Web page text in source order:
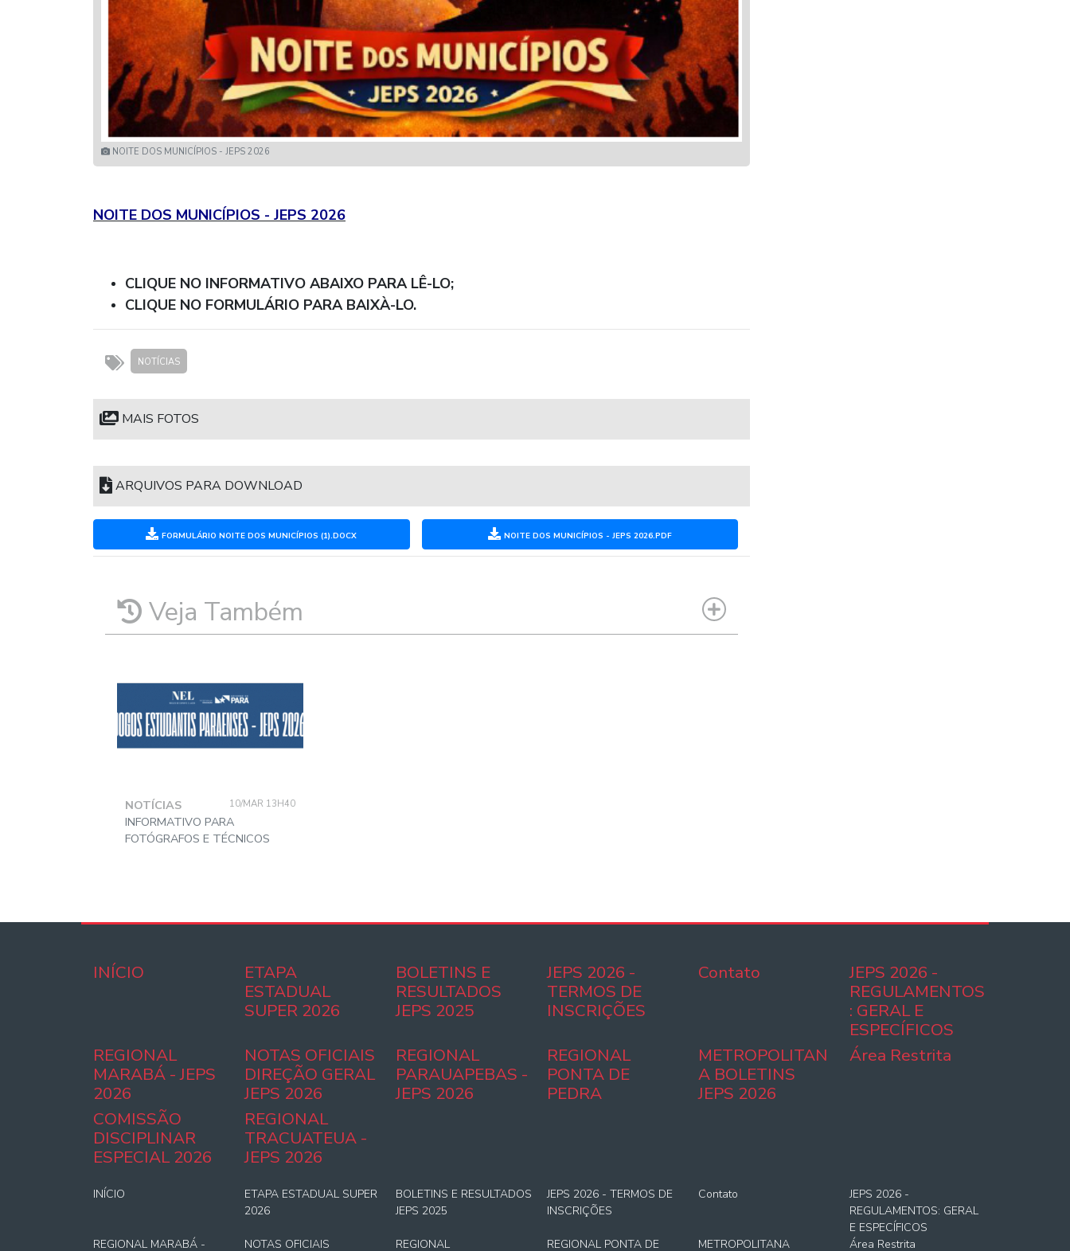
NOITE DOS MUNICÍPIOS - JEPS 2026
NOITE DOS MUNICÍPIOS - JEPS 2026
CLIQUE NO INFORMATIVO ABAIXO PARA LÊ-LO;
CLIQUE NO FORMULÁRIO PARA BAIXÀ-LO.
NOTÍCIAS
MAIS FOTOS
ARQUIVOS PARA DOWNLOAD
FORMULÁRIO NOITE DOS MUNICÍPIOS (1).DOCX NOITE DOS MUNICÍPIOS - JEPS 2026.PDF
Veja Também
NOTÍCIAS 10/MAR 13H40
INFORMATIVO PARA
FOTÓGRAFOS E TÉCNICOS
INÍCIO
ETAPA
ESTADUAL
SUPER 2026
BOLETINS E
RESULTADOS
JEPS 2025
JEPS 2026 -
TERMOS DE
INSCRIÇÕES
Contato
JEPS 2026 -
REGULAMENTOS
: GERAL E
ESPECÍFICOS
REGIONAL
MARABÁ - JEPS
2026
NOTAS OFICIAIS
DIREÇÃO GERAL
JEPS 2026
REGIONAL
PARAUAPEBAS -
JEPS 2026
REGIONAL
PONTA DE
PEDRA
METROPOLITAN
A BOLETINS
JEPS 2026
Área Restrita
COMISSÃO
DISCIPLINAR
ESPECIAL 2026
REGIONAL
TRACUATEUA -
JEPS 2026
INÍCIO
ETAPA ESTADUAL SUPER
2026
BOLETINS E RESULTADOS
JEPS 2025
JEPS 2026 - TERMOS DE
INSCRIÇÕES
Contato
JEPS 2026 -
REGULAMENTOS: GERAL
E ESPECÍFICOS
REGIONAL MARABÁ -
NOTAS OFICIAIS REGIONAL REGIONAL PONTA DE METROPOLITANA Área Restrita